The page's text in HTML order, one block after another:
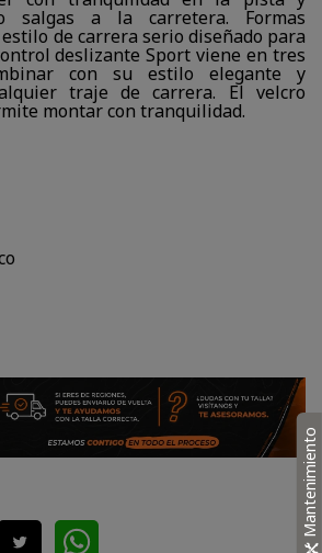
salgas a la carretera. Formas
de carrera serio diseñado para
deslizante Sport viene en tres
con su estilo elegante y
traje de carrera. El velcro
montar con tranquilidad.
Mantenimiento